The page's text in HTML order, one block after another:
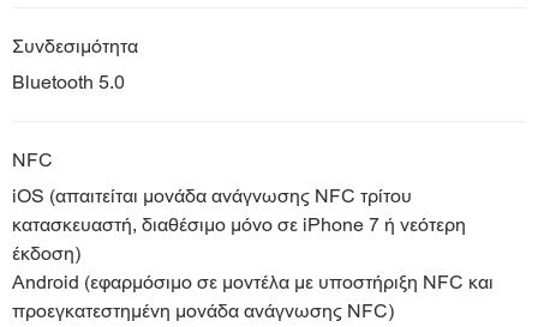
Συνδεσιμότητα
Bluetooth 5.0
NFC
iOS (απαιτείται μονάδα ανάγνωσης NFC τρίτου
κατασκευαστή, διαθέσιμο μόνο σε iPhone 7 ή νεότερη
έκδοση)
Android (εφαρμόσιμο σε μοντέλα με υποστήριξη NFC και
προεγκατεστημένη μονάδα ανάγνωσης NFC)